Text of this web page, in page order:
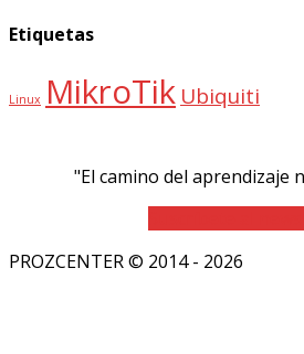
Etiquetas
Linux MikroTik Ubiquiti
"El camino del aprendizaje
PROZCENTER © 2014 - 2026